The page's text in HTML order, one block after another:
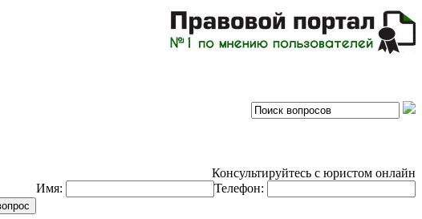
Консультируйтесь с юристом онлайн
Имя:
Телефон: